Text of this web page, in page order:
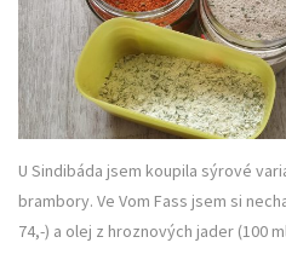
U Sindibáda jsem koupila sýrové
brambory. Ve Vom Fass jsem si
74,-) a olej z hroznových jader (100